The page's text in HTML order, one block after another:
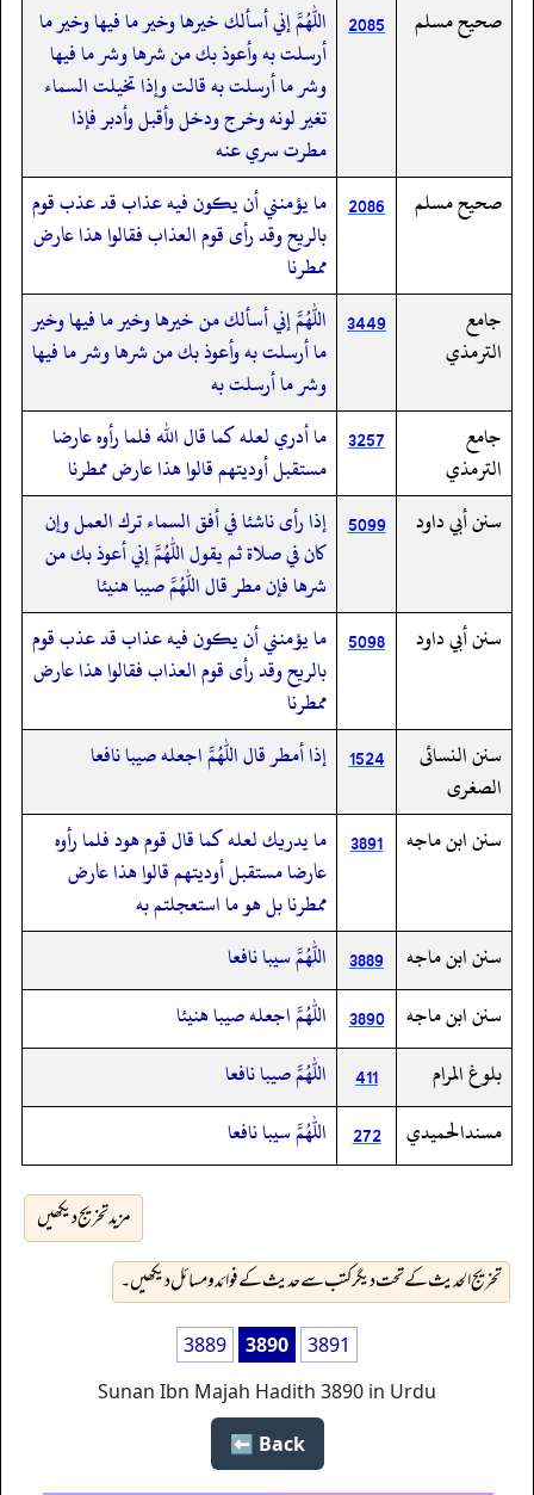
صحيح مسلم
2085 اللهم إني أسألك خيرها وخير ما فيها وخير ما
أرسلت به وأعوذ بك من شرها وشر ما فيها
وشر ما أرسلت به قالت وإذا تخيلت السماء
تغير لونه وخرج ودخل وأقبل وأدبر فإذا
مطرت سري عنه
صحيح مسلم
2086 ما يؤمنني أن يكون فيه عذاب قد عذب قوم
بالريح وقد رأى قوم العذاب فقالوا هذا عارض
ممطرنا
جامع
الترمذي
3449 اللهم إني أسألك من خيرها وخير ما فيها وخير
ما أرسلت به وأعوذ بك من شرها وشر ما فيها
وشر ما أرسلت به
جامع
الترمذي
3257 ما أدري لعله كما قال الله فلما رأوه عارضا
مستقبل أوديتهم قالوا هذا عارض ممطرنا
سنن أبي داود
5099 إذا رأى ناشئا في أفق السماء ترك العمل وإن
كان في صلاة ثم يقول اللهم إني أعوذ بك من
شرها فإن مطر قال اللهم صيبا هنيئا
سنن أبي داود
5098 ما يؤمنني أن يكون فيه عذاب قد عذب قوم
بالريح وقد رأى قوم العذاب فقالوا هذا عارض
ممطرنا
سنن النسائى
الصغرى
1524 إذا أمطر قال اللهم اجعله صيبا نافعا
سنن ابن ماجه 3891
ما يدريك لعله كما قال قوم هود فلما رأوه
عارضا مستقبل أوديتهم قالوا هذا عارض
ممطرنا بل هو ما استعجلتم به
سنن ابن ماجه 3889
اللهم سيبا نافعا
سنن ابن ماجه 3890
اللهم اجعله صيبا هنيئا
بلوغ المرام
411
اللهم صيبا نافعا
مسندالحميدي
272 اللهم سيبا نافعا
مزید تخریج دیکھیں
تخریج الحدیث کے تحت دیگر کتب سے حدیث کے فوائد و مسائل دیکھیں۔
3889 3890
3891
Sunan Ibn Majah Hadith 3890 in Urdu
Back ⬅️